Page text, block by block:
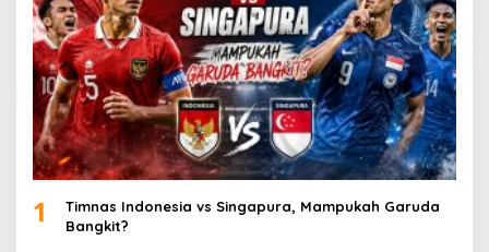
1
Timnas Indonesia vs Singapura, Mampukah Garuda
Bangkit?